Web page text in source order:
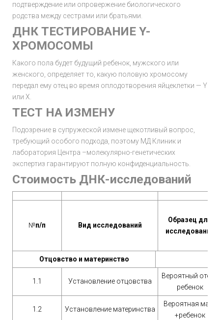
подтверждение или опровержение биологического
родства между сестрами или братьями.
ДНК ТЕСТИРОВАНИЕ Y-
ХРОМОСОМЫ
Какого пола будет будущий ребенок, мужского или
женского, определяет то, какую половую хромосому
передал ему отец во время оплодотворения яйцеклетки — Y
или Х.
ТЕСТ НА ИЗМЕНУ
Подозрение в супружеской измене щекотливый вопрос,
требующий особого подхода, поэтому МД Клиник и
лаборатория Центра –молекулярно-генетических
экспертиз гарантируют полную конфиденциальность.
Стоимость ДНК-исследований
№п/п Вид исследований
Образец для
исследования
Отцовство и материнство
1.1 Установление отцовства
Вероятный отец+
ребенок
1.2 Установление материнства
Вероятная мать
+ребенок